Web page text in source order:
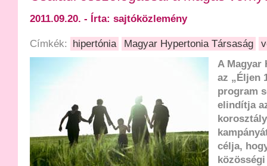
2011.09.20. - Írta: sajtóközlemény
Címkék: hipertónia Magyar Hypertonia Társaság
A Magyar
az „Éljen
program
elindítja
célja,